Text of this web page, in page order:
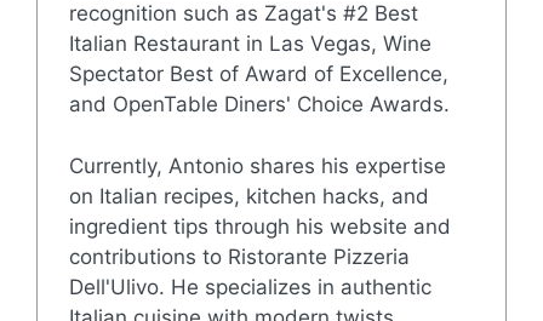
recognition such as Zagat's #2 Best
Italian Restaurant in Las Vegas, Wine
Spectator Best of Award of Excellence,
and OpenTable Diners' Choice Awards.
Currently, Antonio shares his expertise
on Italian recipes, kitchen hacks, and
ingredient tips through his website and
contributions to Ristorante Pizzeria
Dell'Ulivo. He specializes in authentic